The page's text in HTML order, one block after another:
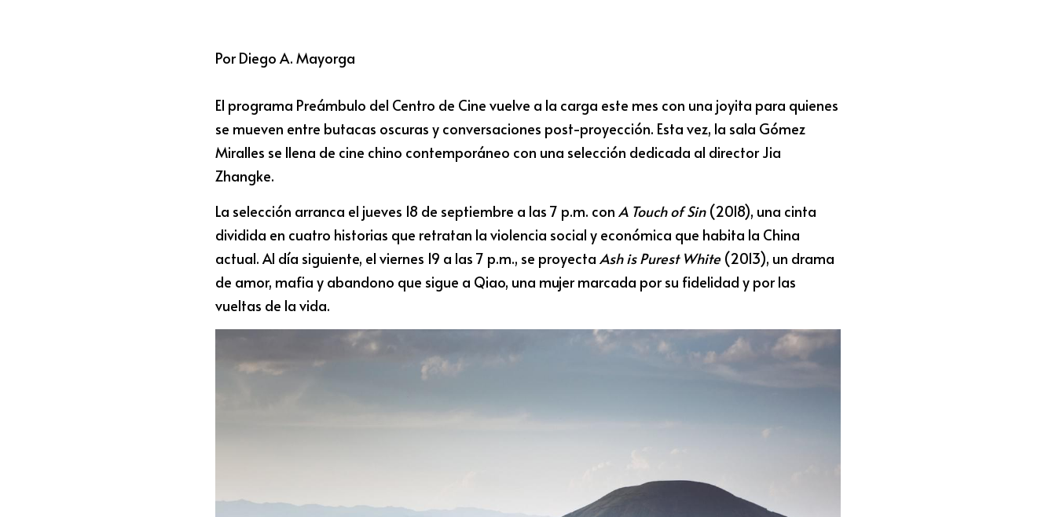
Por Diego A. Mayorga
El programa Preámbulo del Centro de Cine vuelve a la carga este mes con una joyita para quienes
se mueven entre butacas oscuras y conversaciones post-proyección. Esta vez, la sala Gómez
Miralles se llena de cine chino contemporáneo con una selección dedicada al director Jia
Zhangke.
La selección arranca el jueves 18 de septiembre a las 7 p.m. con A Touch of Sin (2018), una cinta
dividida en cuatro historias que retratan la violencia social y económica que habita la China
actual. Al día siguiente, el viernes 19 a las 7 p.m., se proyecta Ash is Purest White (2013), un drama
de amor, mafia y abandono que sigue a Qiao, una mujer marcada por su fidelidad y por las
vueltas de la vida.